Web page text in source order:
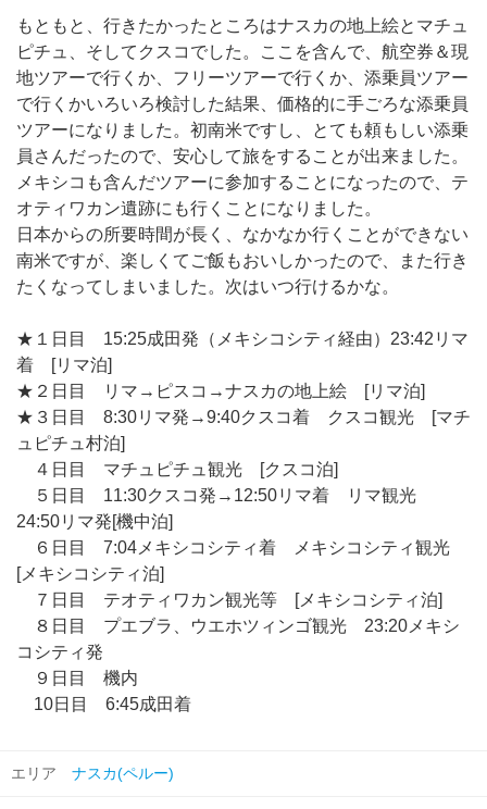
もともと、行きたかったところはナスカの地上絵とマチュ
ピチュ、そしてクスコでした。ここを含んで、航空券＆現
地ツアーで行くか、フリーツアーで行くか、添乗員ツアー
で行くかいろいろ検討した結果、価格的に手ごろな添乗員
ツアーになりました。初南米ですし、とても頼もしい添乗
員さんだったので、安心して旅をすることが出来ました。
メキシコも含んだツアーに参加することになったので、テ
オティワカン遺跡にも行くことになりました。
日本からの所要時間が長く、なかなか行くことができない
南米ですが、楽しくてご飯もおいしかったので、また行き
たくなってしまいました。次はいつ行けるかな。
★１日目 15:25成田発（メキシコシティ経由）23:42リマ
着 [リマ泊]
★２日目 リマ→ピスコ→ナスカの地上絵 [リマ泊]
★３日目 8:30リマ発→9:40クスコ着 クスコ観光 [マチ
ュピチュ村泊]
４日目 マチュピチュ観光 [クスコ泊]
５日目 11:30クスコ発→12:50リマ着 リマ観光
24:50リマ発[機中泊]
６日目 7:04メキシコシティ着 メキシコシティ観光
[メキシコシティ泊]
７日目 テオティワカン観光等 [メキシコシティ泊]
８日目 プエブラ、ウエホツィンゴ観光 23:20メキシ
コシティ発
９日目 機内
10日目 6:45成田着
エリア ナスカ(ペルー)